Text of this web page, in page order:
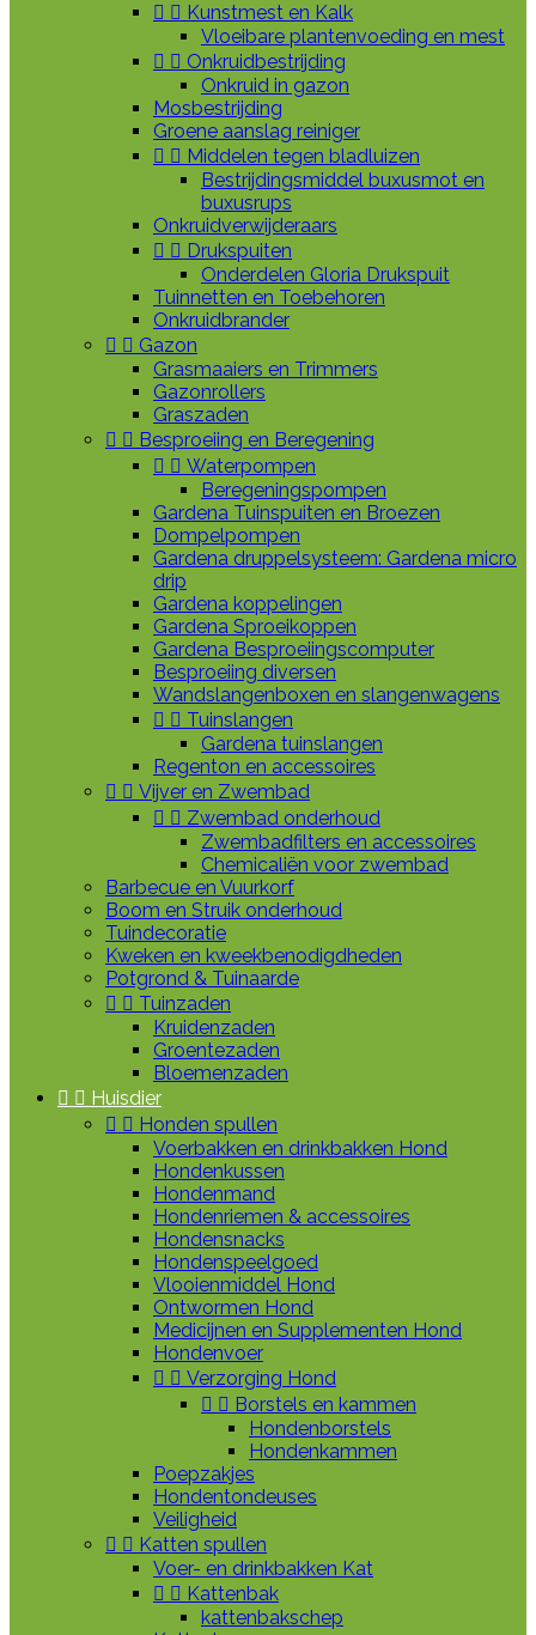
  Kunstmest en Kalk
Vloeibare plantenvoeding en mest
  Onkruidbestrijding
Onkruid in gazon
Mosbestrijding
Groene aanslag reiniger
  Middelen tegen bladluizen
Bestrijdingsmiddel buxusmot en
buxusrups
Onkruidverwijderaars
  Drukspuiten
Onderdelen Gloria Drukspuit
Tuinnetten en Toebehoren
Onkruidbrander
  Gazon
Grasmaaiers en Trimmers
Gazonrollers
Graszaden
  Besproeiing en Beregening
  Waterpompen
Beregeningspompen
Gardena Tuinspuiten en Broezen
Dompelpompen
Gardena druppelsysteem: Gardena micro
drip
Gardena koppelingen
Gardena Sproeikoppen
Gardena Besproeiingscomputer
Besproeiing diversen
Wandslangenboxen en slangenwagens
  Tuinslangen
Gardena tuinslangen
Regenton en accessoires
  Vijver en Zwembad
  Zwembad onderhoud
Zwembadfilters en accessoires
Chemicaliën voor zwembad
Barbecue en Vuurkorf
Boom en Struik onderhoud
Tuindecoratie
Kweken en kweekbenodigdheden
Potgrond & Tuinaarde
  Tuinzaden
Kruidenzaden
Groentezaden
Bloemenzaden
  Huisdier
  Honden spullen
Voerbakken en drinkbakken Hond
Hondenkussen
Hondenmand
Hondenriemen & accessoires
Hondensnacks
Hondenspeelgoed
Vlooienmiddel Hond
Ontwormen Hond
Medicijnen en Supplementen Hond
Hondenvoer
  Verzorging Hond
  Borstels en kammen
Hondenborstels
Hondenkammen
Poepzakjes
Hondentondeuses
Veiligheid
  Katten spullen
Voer- en drinkbakken Kat
  Kattenbak
kattenbakschep